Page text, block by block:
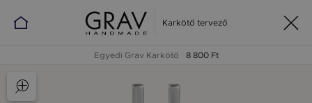
Karkötő tervező
Egyedi Grav Karkötő 8 800 Ft